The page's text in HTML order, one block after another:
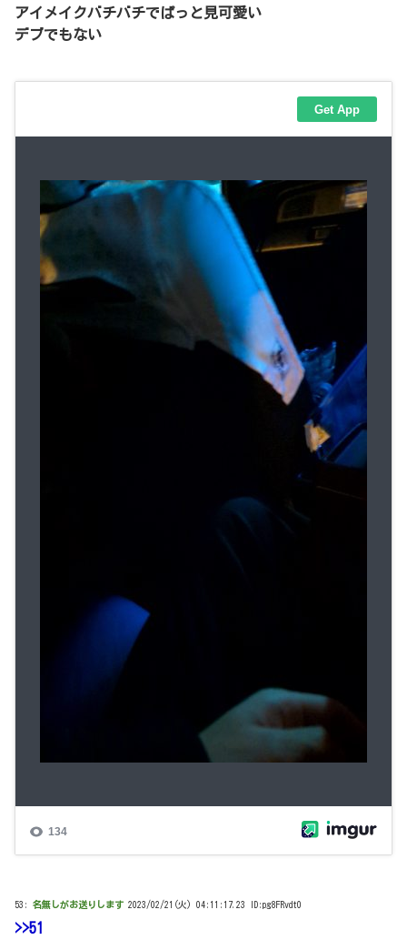
アイメイクバチバチでぱっと見可愛い
デブでもない
53: 名無しがお送りします 2023/02/21(火) 04:11:17.23 ID:pg8FRvdt0
>>51